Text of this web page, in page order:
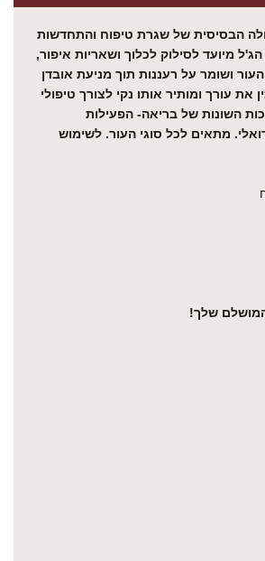
הבסיסית של שגרת טיפוח והתחדשות
מיועד לסילוק לכלוך ושאריות איפור,
ושומר על רעננות תוך מניעת אובדן
את עורך ומותיר אותו נקי לצורך טיפולי
השונות של בריאה- הפעילות
מתאים לכל סוגי העור. לשימוש
שלך!